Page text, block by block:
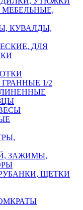
КУВАЛДЫ,
ДЛЯ
1/2
ЗАЖИМЫ,
ЩЕТКИ